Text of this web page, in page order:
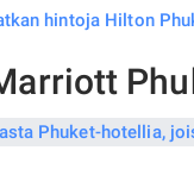
hintoja Hilton